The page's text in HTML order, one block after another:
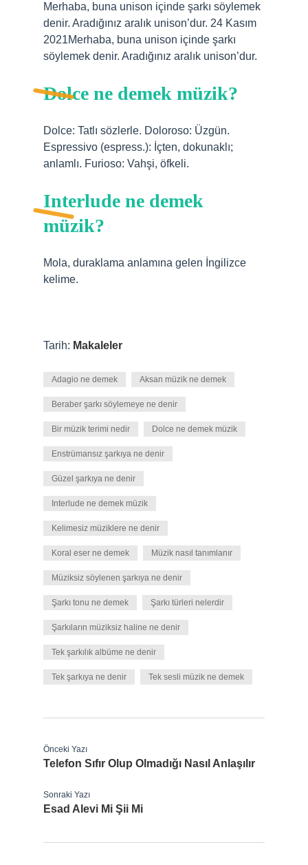
Merhaba, buna unison içinde şarkı söylemek
denir. Aradığınız aralık unison’dur. 24 Kasım
2021Merhaba, buna unison içinde şarkı
söylemek denir. Aradığınız aralık unison’dur.
Dolce ne demek müzik?
Dolce: Tatlı sözlerle. Doloroso: Üzgün.
Espressivo (espress.): İçten, dokunaklı;
anlamlı. Furioso: Vahşi, öfkeli.
Interlude ne demek
müzik?
Mola, duraklama anlamına gelen İngilizce
kelime.
Tarih: Makaleler
Adagio ne demek Aksan müzik ne demek
Beraber şarkı söylemeye ne denir
Bir müzik terimi nedir Dolce ne demek müzik
Enstrümansız şarkıya ne denir
Güzel şarkıya ne denir
Interlude ne demek müzik
Kelimesiz müziklere ne denir
Koral eser ne demek Müzik nasıl tanımlanır
Müziksiz söylenen şarkıya ne denir
Şarkı tonu ne demek Şarkı türleri nelerdir
Şarkıların müziksiz haline ne denir
Tek şarkılık albüme ne denir
Tek şarkıya ne denir Tek sesli müzik ne demek
Önceki Yazı
Telefon Sıfır Olup Olmadığı Nasıl Anlaşılır
Sonraki Yazı
Esad Alevi Mi Şii Mi